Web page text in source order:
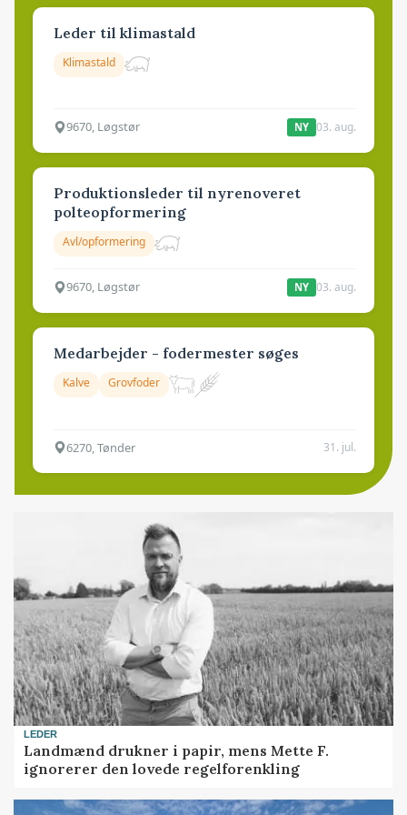
Leder til klimastald
Klimastald
9670, Løgstør NY 03. aug.
Produktionsleder til nyrenoveret
polteopformering
Avl/opformering
9670, Løgstør NY 03. aug.
Medarbejder - fodermester søges
Kalve Grovfoder
6270, Tønder 31. jul.
LEDER
Landmænd drukner i papir, mens Mette F.
ignorerer den lovede regelforenkling